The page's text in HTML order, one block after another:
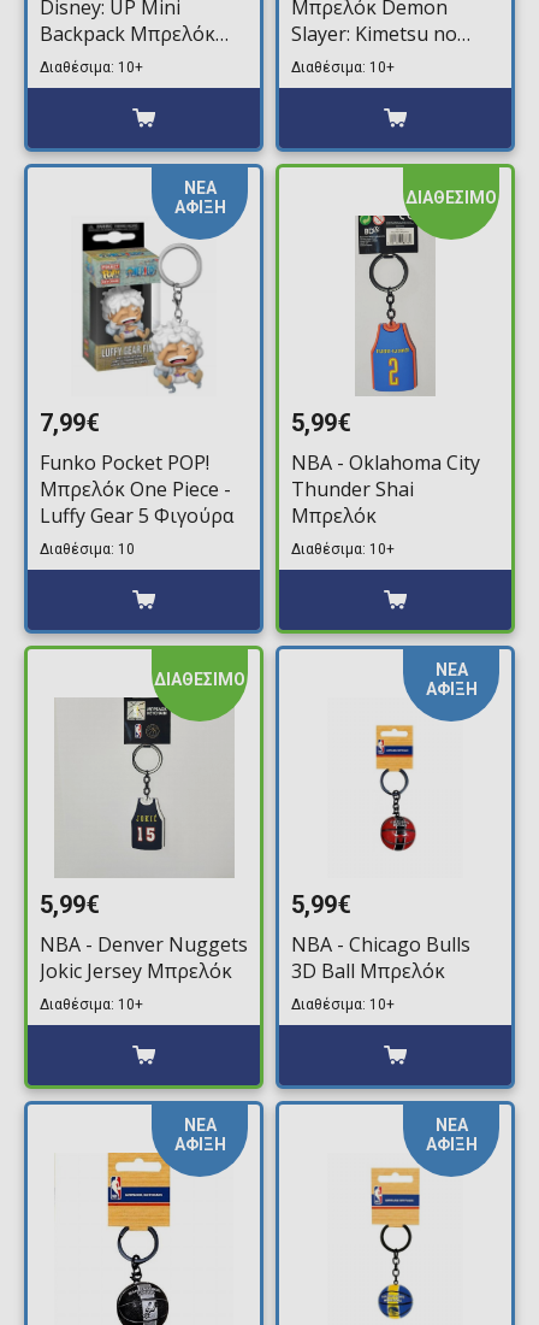
Disney: UP Mini
Backpack Μπρελόκ
(Τυχαίο Περιεχόμενο)
Διαθέσιμα: 10+
Μπρελόκ Demon
Slayer: Kimetsu no
Yaiba - Nezuko
Kamado (Demon Form)
Διαθέσιμα: 10+
ΝΕΑ
ΑΦΙΞΗ
7,99€
Funko Pocket POP!
Μπρελόκ One Piece -
Luffy Gear 5 Φιγούρα
Διαθέσιμα: 10
ΔΙΑΘΕΣΙΜΟ
5,99€
NBA - Oklahoma City
Thunder Shai
Μπρελόκ
Διαθέσιμα: 10+
ΔΙΑΘΕΣΙΜΟ
5,99€
NBA - Denver Nuggets
Jokic Jersey Μπρελόκ
Διαθέσιμα: 10+
ΝΕΑ
ΑΦΙΞΗ
5,99€
NBA - Chicago Bulls
3D Ball Μπρελόκ
Διαθέσιμα: 10+
ΝΕΑ
ΑΦΙΞΗ
ΝΕΑ
ΑΦΙΞΗ